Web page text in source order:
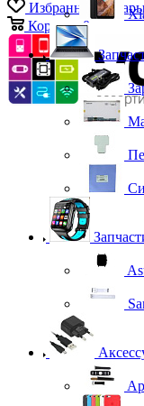
Избранные
Корзина 0